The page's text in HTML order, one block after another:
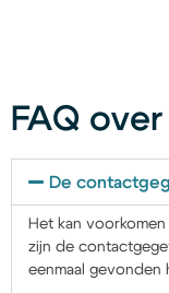
FAQ
De
Het kan
zijn de
eenmaal gevonden